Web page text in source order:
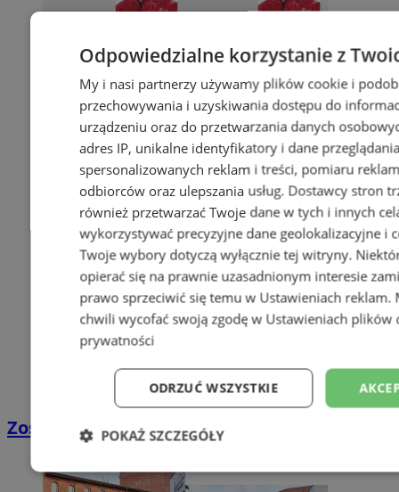
Zostań kierowcą w DPD
Odpowiedzialne korzystanie z
My i nasi partnerzy używamy plików cookie i
przechowywania i uzyskiwania dostępu do
urządzeniu oraz do przetwarzania danych
adres IP, unikalne identyfikatory i dane
spersonalizowanych reklam i treści, pomiaru
odbiorców oraz ulepszania usług. Dostawcy stron
również przetwarzać Twoje dane w tych i innych
wykorzystywać precyzyjne dane geolokalizacyjne i
Twoje wybory dotyczą wyłącznie tej witryny.
opierać się na prawnie uzasadnionym interesie
prawo sprzeciwić się temu w Ustawieniach reklam.
chwili wycofać swoją zgodę w Ustawieniach plików
prywatności
ODRZUĆ WSZYSTKIE
POKAŻ SZCZEGÓŁY
Niezbędne Wydajność